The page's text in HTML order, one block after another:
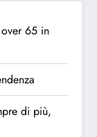
65 in
di più,